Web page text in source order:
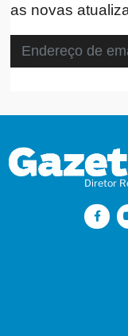
as novas
Diretor